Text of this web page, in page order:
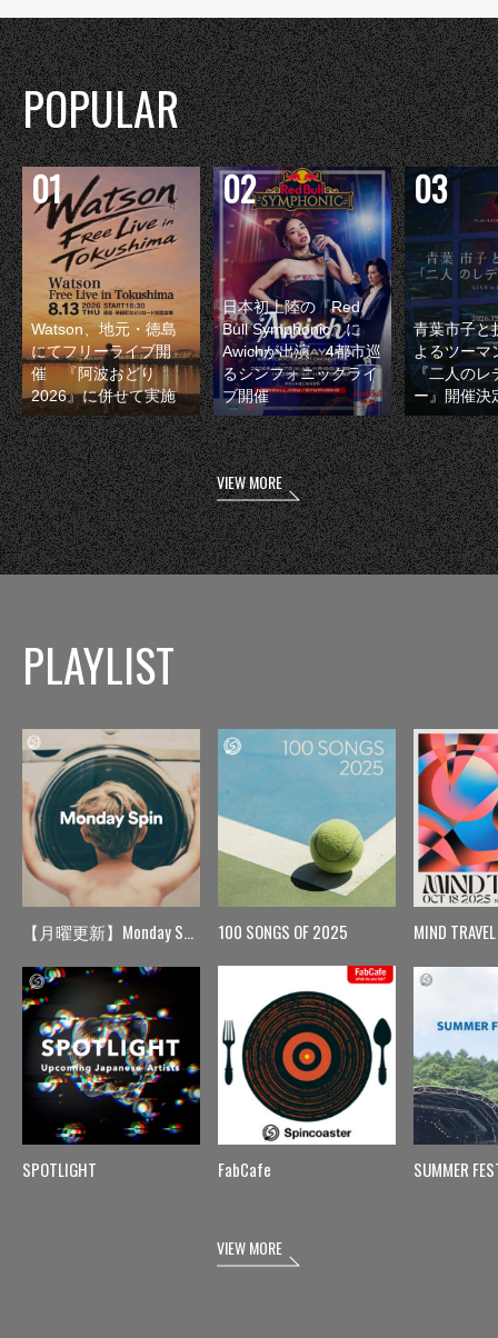
POPULAR
Watson、地元・徳島
にてフリーライブ開
催 『阿波おどり
2026』に併せて実施
日本初上陸の『Red
Bull Symphonic』に
Awichが出演 4都市巡
るシンフォニックライ
ブ開催
青葉市子と
よるツーマ
『二人のレ
ー』開催決
VIEW MORE
PLAYLIST
【月曜更新】Monday Spin
SPOTLIGHT
100 SONGS OF 2025
FabCafe
MIND TRAVEL
SUMMER
VIEW MORE